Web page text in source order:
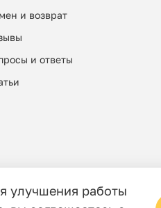
и возврат
и ответы
Интернет-магазин
улучшения работы